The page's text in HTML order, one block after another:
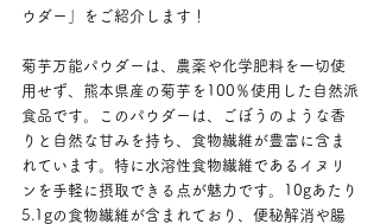
ウダー」をご紹介します！
菊芋万能パウダーは、農薬や化学肥料を一切使
用せず、熊本県産の菊芋を100％使用した自然派
食品です。このパウダーは、ごぼうのような香
りと自然な甘みを持ち、食物繊維が豊富に含ま
れています。特に水溶性食物繊維であるイヌリ
ンを手軽に摂取できる点が魅力です。10gあたり
5.1gの食物繊維が含まれており、便秘解消や腸